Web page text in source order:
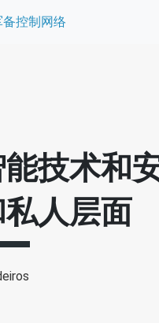
控制网络
技术和
人层面